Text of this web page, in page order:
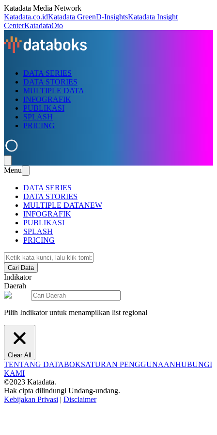
Katadata Media Network
Katadata.co.idKatadata GreenD-InsightsKatadata Insight
CenterKatadataOto
DATA SERIES
DATA STORIES
MULTIPLE DATA
INFOGRAFIK
PUBLIKASI
SPLASH
PRICING
Menu
DATA SERIES
DATA STORIES
MULTIPLE DATANEW
INFOGRAFIK
PUBLIKASI
SPLASH
PRICING
Cari Data
Indikator
Daerah
Pilih Indikator untuk menampilkan list regional
Clear All
TENTANG DATABOKSATURAN PENGGUNAANHUBUNGI
KAMI
©2023 Katadata.
Hak cipta dilindungi Undang-undang.
Kebijakan Privasi | Disclaimer